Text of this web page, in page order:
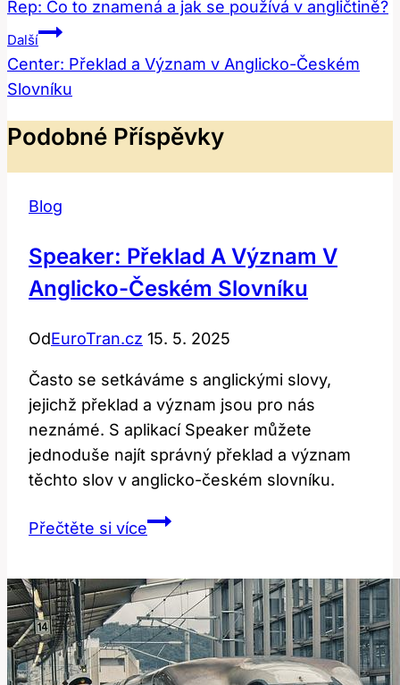
Pro
Příspěvek
Rep: Co to znamená a jak se používá v angličtině?
Další
Center: Překlad a Význam v Anglicko-Českém
Slovníku
Podobné Příspěvky
Blog
Speaker: Překlad A Význam V
Anglicko-Českém Slovníku
OdEuroTran.cz 15. 5. 2025
Často se setkáváme s anglickými slovy,
jejichž překlad a význam jsou pro nás
neznámé. S aplikací Speaker můžete
jednoduše najít správný překlad a význam
těchto slov v anglicko-českém slovníku.
Přečtěte si víceSpeaker:
význam
v
anglicko-
českém